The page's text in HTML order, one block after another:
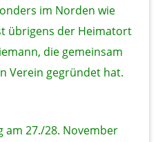
im Norden wie
übrigens der Heimatort
die gemeinsam
Verein gegründet hat.
am 27./28. November